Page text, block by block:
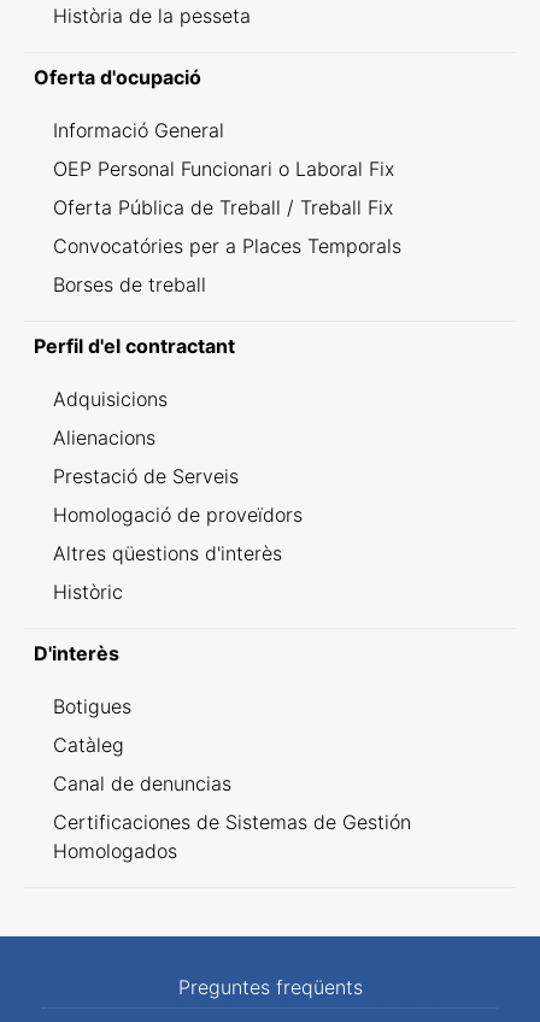
Història de la pesseta
Oferta d'ocupació
Informació General
OEP Personal Funcionari o Laboral Fix
Oferta Pública de Treball / Treball Fix
Convocatóries per a Places Temporals
Borses de treball
Perfil d'el contractant
Adquisicions
Alienacions
Prestació de Serveis
Homologació de proveïdors
Altres qüestions d'interès
Històric
D'interès
Botigues
Catàleg
Canal de denuncias
Certificaciones de Sistemas de Gestión
Homologados
Preguntes freqüents